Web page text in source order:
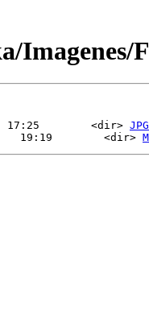
Imagenes/
17:25        <dir> JPG
19:19        <dir>